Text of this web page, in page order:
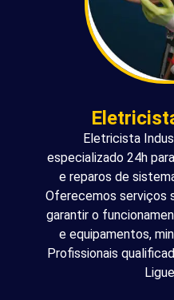
Eletricista
especializado 24h
e reparos de
Oferecemos serviços
garantir o
e equipamentos,
Profissionais